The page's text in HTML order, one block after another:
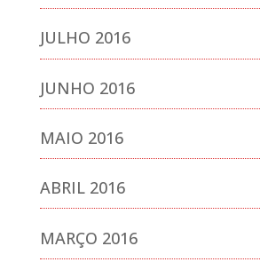
JULHO 2016
JUNHO 2016
MAIO 2016
ABRIL 2016
MARÇO 2016